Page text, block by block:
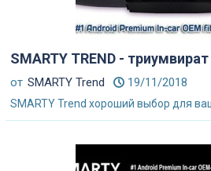
SMARTY TREND -
от SMARTY Trend 19/11/2018
SMARTY Trend хороший выбор для